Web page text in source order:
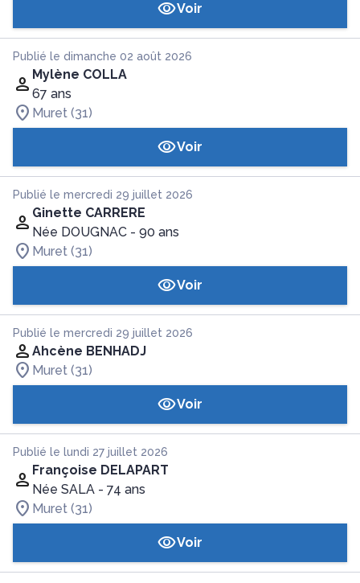
Voir
Publié le dimanche 02 août 2026
Mylène COLLA
67 ans
Muret (31)
Voir
Publié le mercredi 29 juillet 2026
Ginette CARRERE
Née DOUGNAC - 90 ans
Muret (31)
Voir
Publié le mercredi 29 juillet 2026
Ahcène BENHADJ
Muret (31)
Voir
Publié le lundi 27 juillet 2026
Françoise DELAPART
Née SALA - 74 ans
Muret (31)
Voir